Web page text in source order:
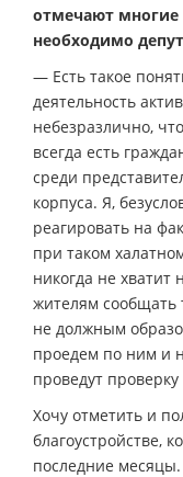
отмечают многие
необходимо
— Есть такое
деятельность
небезразлично,
всегда есть
среди
корпуса. Я,
реагировать на
при таком
никогда не хватит
жителям сообщать
не должным
проедем по ним и
проведут
Хочу отметить и
благоустройстве,
последние